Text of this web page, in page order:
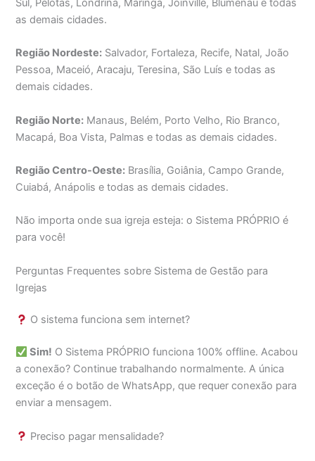
Sul, Pelotas, Londrina, Maringá, Joinville, Blumenau e todas
as demais cidades.
Região Nordeste: Salvador, Fortaleza, Recife, Natal, João
Pessoa, Maceió, Aracaju, Teresina, São Luís e todas as
demais cidades.
Região Norte: Manaus, Belém, Porto Velho, Rio Branco,
Macapá, Boa Vista, Palmas e todas as demais cidades.
Região Centro-Oeste: Brasília, Goiânia, Campo Grande,
Cuiabá, Anápolis e todas as demais cidades.
Não importa onde sua igreja esteja: o Sistema PRÓPRIO é
para você!
Perguntas Frequentes sobre Sistema de Gestão para
Igrejas
O sistema funciona sem internet?
Sim! O Sistema PRÓPRIO funciona 100% offline. Acabou
a conexão? Continue trabalhando normalmente. A única
exceção é o botão de WhatsApp, que requer conexão para
enviar a mensagem.
Preciso pagar mensalidade?